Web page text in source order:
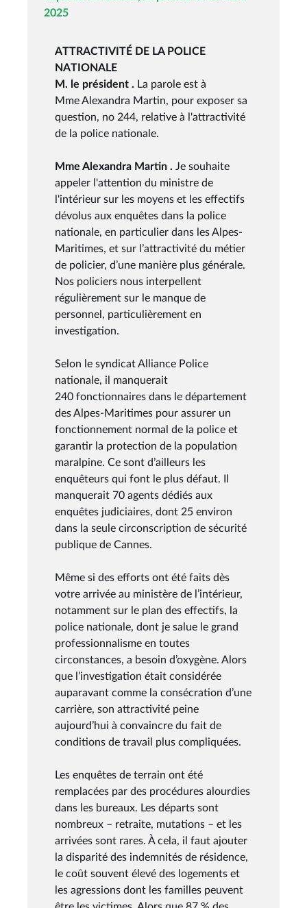
2025
ATTRACTIVITÉ DE LA POLICE
NATIONALE
M. le président . La parole est à
Mme Alexandra Martin, pour exposer sa
question, no 244, relative à l'attractivité
de la police nationale.
Mme Alexandra Martin . Je souhaite
appeler l'attention du ministre de
l'intérieur sur les moyens et les effectifs
dévolus aux enquêtes dans la police
nationale, en particulier dans les Alpes-
Maritimes, et sur l’attractivité du métier
de policier, d’une manière plus générale.
Nos policiers nous interpellent
régulièrement sur le manque de
personnel, particulièrement en
investigation.
Selon le syndicat Alliance Police
nationale, il manquerait
240 fonctionnaires dans le département
des Alpes-Maritimes pour assurer un
fonctionnement normal de la police et
garantir la protection de la population
maralpine. Ce sont d’ailleurs les
enquêteurs qui font le plus défaut. Il
manquerait 70 agents dédiés aux
enquêtes judiciaires, dont 25 environ
dans la seule circonscription de sécurité
publique de Cannes.
Même si des efforts ont été faits dès
votre arrivée au ministère de l’intérieur,
notamment sur le plan des effectifs, la
police nationale, dont je salue le grand
professionnalisme en toutes
circonstances, a besoin d’oxygène. Alors
que l’investigation était considérée
auparavant comme la consécration d’une
carrière, son attractivité peine
aujourd’hui à convaincre du fait de
conditions de travail plus compliquées.
Les enquêtes de terrain ont été
remplacées par des procédures alourdies
dans les bureaux. Les départs sont
nombreux – retraite, mutations – et les
arrivées sont rares. À cela, il faut ajouter
la disparité des indemnités de résidence,
le coût souvent élevé des logements et
les agressions dont les familles peuvent